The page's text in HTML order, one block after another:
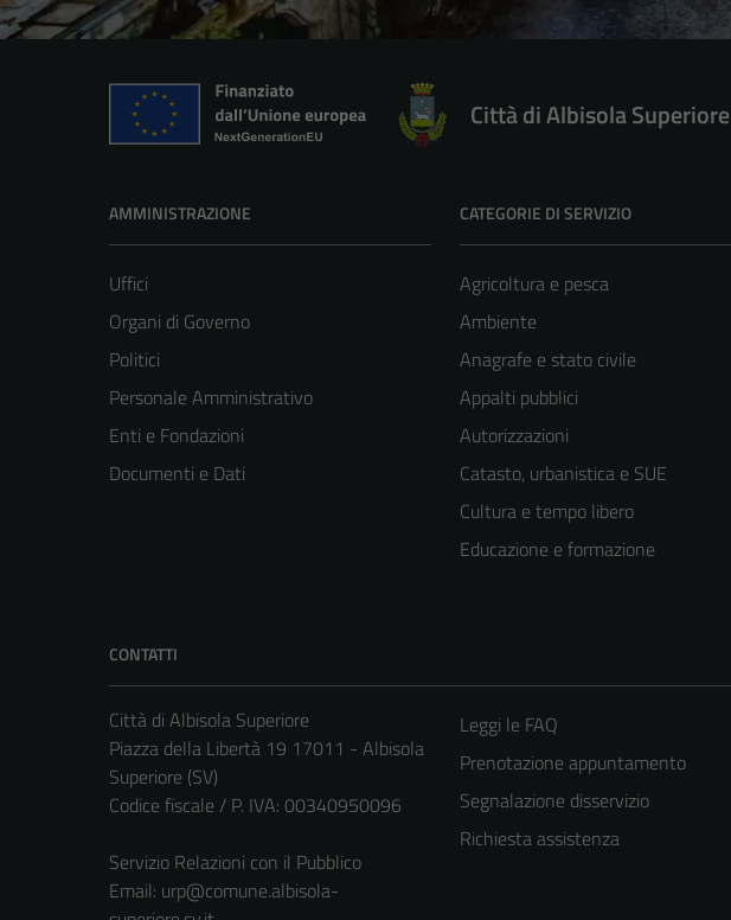
Città di Albisola Superiore
AMMINISTRAZIONE
Uffici
Organi di Governo
Politici
Personale Amministrativo
Enti e Fondazioni
Documenti e Dati
CATEGORIE DI SERVIZIO
Agricoltura e pesca
Ambiente
Anagrafe e stato civile
Appalti pubblici
Autorizzazioni
Catasto, urbanistica e SUE
Cultura e tempo libero
Educazione e formazione
CONTATTI
Città di Albisola Superiore
Piazza della Libertà 19 17011 - Albisola
Superiore (SV)
Codice fiscale / P. IVA: 00340950096
Servizio Relazioni con il Pubblico
Email: urp@comune.albisola-
Leggi le FAQ
Prenotazione appuntamento
Segnalazione disservizio
Richiesta assistenza